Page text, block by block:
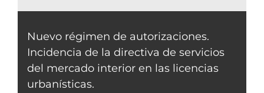
Nuevo régimen de autorizaciones.
Incidencia de la directiva de servicios
del mercado interior en las licencias
urbanísticas.